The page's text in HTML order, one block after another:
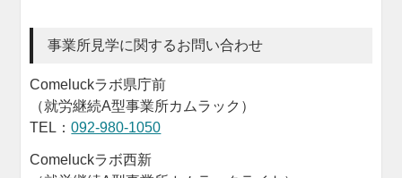
事業所見学に関するお問い合わせ
Comeluckラボ県庁前
（就労継続A型事業所カムラック）
TEL：092-980-1050
Comeluckラボ西新